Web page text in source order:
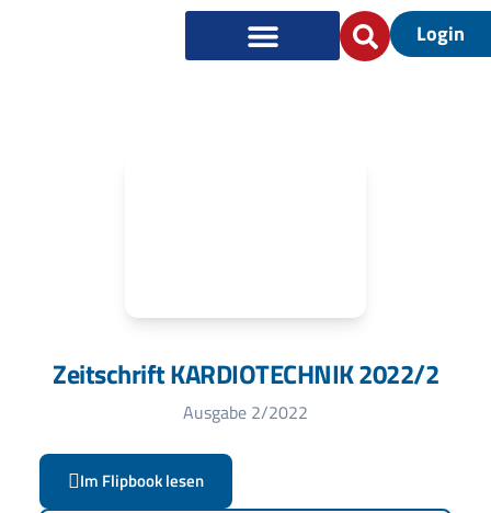
Login
Zeitschrift KARDIOTECHNIK 2022/2
Ausgabe 2/2022
Im Flipbook lesen